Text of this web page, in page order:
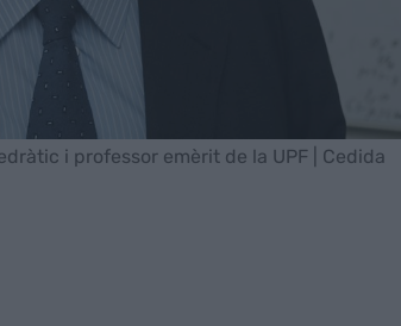
i professor emèrit de la UPF | Cedida